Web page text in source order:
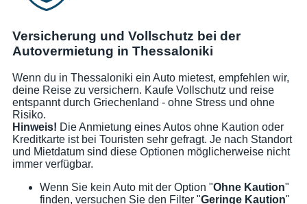
Versicherung und Vollschutz bei der
Autovermietung in Thessaloniki
Wenn du in Thessaloniki ein Auto mietest, empfehlen wir,
deine Reise zu versichern. Kaufe Vollschutz und reise
entspannt durch Griechenland - ohne Stress und ohne
Risiko.
Hinweis! Die Anmietung eines Autos ohne Kaution oder
Kreditkarte ist bei Touristen sehr gefragt. Je nach Standort
und Mietdatum sind diese Optionen möglicherweise nicht
immer verfügbar.
Wenn Sie kein Auto mit der Option "Ohne Kaution"
finden, versuchen Sie den Filter "Geringe Kaution"